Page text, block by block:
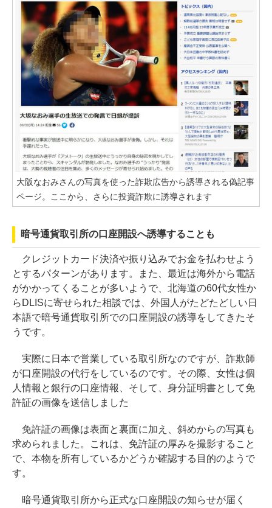
大阪なおみさんの写真を使った詐欺広告から誘導される偽記事
ページ。ここから、さらに投資詐欺に誘導されます
暗号通貨取引所の口座開設へ誘導することも
クレジットカード決済や振り込みでお金を払わせよう
とするパターンがあります。また、最近は海外から電話
がかかってくることが多いようで、北海道の60代女性か
らDLISに寄せられた相談では、外国人がたどたどしい日
本語で暗号通貨取引所での口座開設の誘導をしてきたそ
うです。
実際に日本で営業している取引所なのですが、詐欺師
が口座開設の代行をしているのです。その際、女性は個
人情報と銀行の口座情報、そして、身分証明書として免
許証の画像を送信しました
免許証の画像は表面と裏面に加え、斜めからの写真も
求められました。これは、免許証の厚みを撮影すること
で、本物を所有しているかどうか確認する目的のようで
す。
暗号通貨取引所から正式な口座開設の知らせが届く